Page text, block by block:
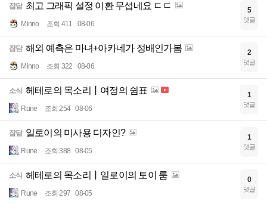
잡담 최고 그래픽 설정 이환 무섭네요 ㄷㄷ
Minno 조회 411 08-06
5
댓글
잡담 해외 예측은 마녀+아카네가 정배인가봄
Minno 조회 322 08-06
2
댓글
소식 헤테로의 목소리丨여정의 쉼표
Rune 조회 254 08-06
1
댓글
잡담 일로이의 미사용 디자인?
Rune 조회 388 08-05
1
댓글
소식 헤테로의 목소리丨일로이의 토이 룸
Rune 조회 297 08-05
0
댓글